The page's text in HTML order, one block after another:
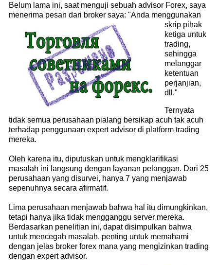
Belum lama ini, saat menguji sebuah advisor Forex, saya
menerima pesan dari broker saya: "Anda menggunakan
skrip pihak
ketiga untuk
trading,
sehingga
melanggar
ketentuan
perjanjian,
dll."
Ternyata
tidak semua perusahaan pialang bersikap acuh tak acuh
terhadap penggunaan expert advisor di platform trading
mereka.
Oleh karena itu, diputuskan untuk mengklarifikasi
masalah ini langsung dengan layanan pelanggan. Dari 25
perusahaan yang disurvei, hanya 7 yang menjawab
sepenuhnya secara afirmatif.
Lima perusahaan menjawab bahwa hal itu dimungkinkan,
tetapi hanya jika tidak mengganggu server mereka.
Berdasarkan penelitian ini, dapat disimpulkan bahwa
untuk mencegah masalah, penting untuk memahami
dengan jelas broker forex mana yang mengizinkan trading
dengan expert advisor.